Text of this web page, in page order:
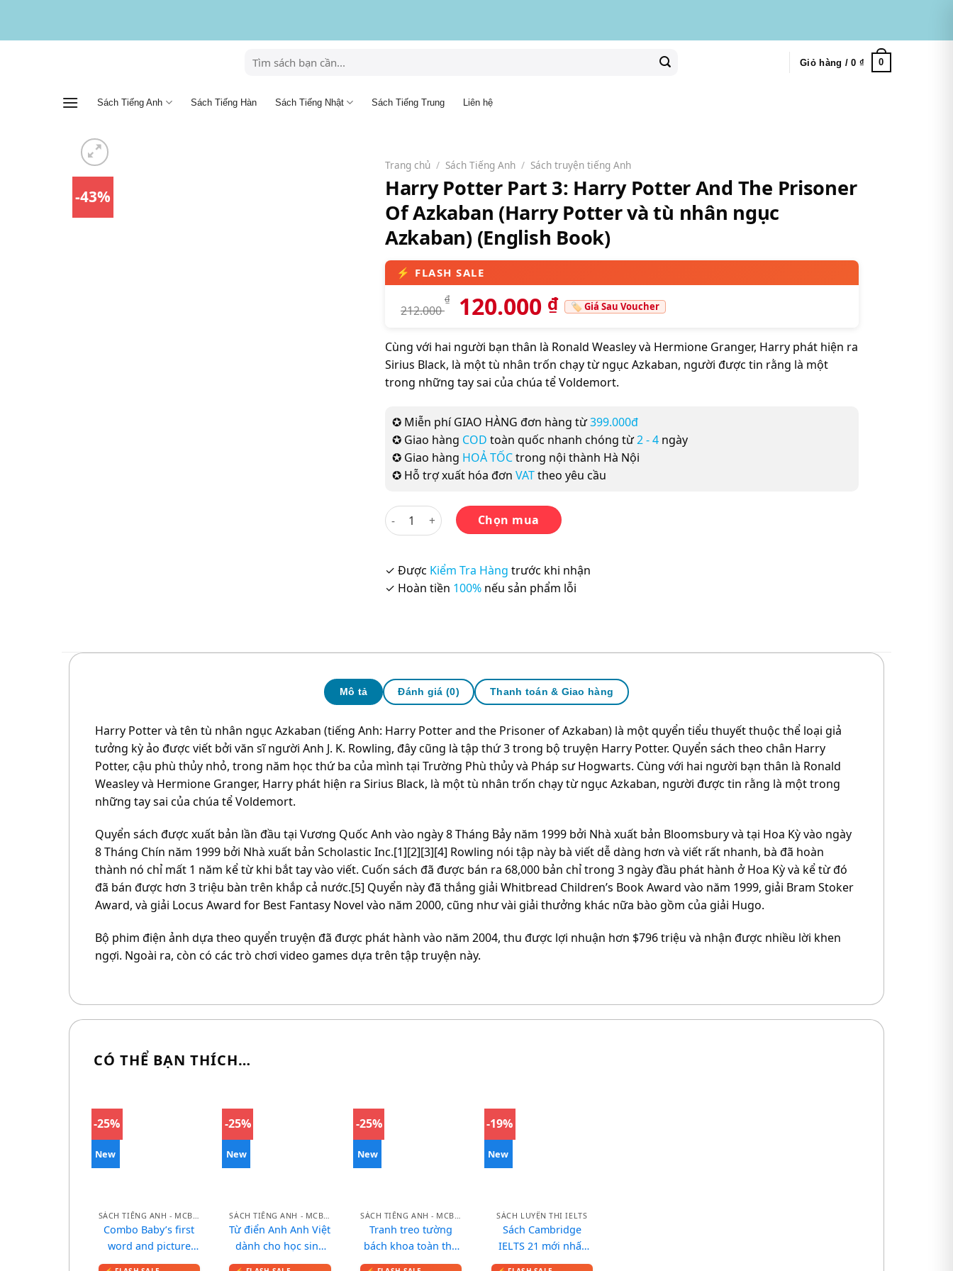
content
Tìm
kiếm:
Giỏ hàng /0 ₫ 0
Sách Tiếng Anh Sách Tiếng Hàn Sách Tiếng Nhật Sách Tiếng Trung Liên hệ
-43%
Trang chủ / Sách Tiếng Anh / Sách truyện tiếng Anh
Harry Potter Part 3: Harry Potter And The Prisoner
Of Azkaban (Harry Potter và tù nhân ngục
Azkaban) (English Book)
212.000
₫ 120.000 ₫
Cùng với hai người bạn thân là Ronald Weasley và Hermione Granger, Harry phát hiện ra
Sirius Black, là một tù nhân trốn chạy từ ngục Azkaban, người được tin rằng là một
trong những tay sai của chúa tể Voldemort.
✪ Miễn phí GIAO HÀNG đơn hàng từ399.000đ
✪ Giao hàng COD toàn quốc nhanh chóng từ2 - 4 ngày
✪ Giao hàng HOẢ TỐCtrong nội thành Hà Nội
✪ Hỗ trợ xuất hóa đơn VATtheo yêu cầu
Harry Potter Part 3: Harry Potter And The Prisoner Of Azkaban (Harry Potter và tù nhân ngục Azkaban)
Chọn mua
✓ Được Kiểm Tra Hàng trước khi nhận
✓ Hoàn tiền 100% nếu sản phẩm lỗi
Mô tả Đánh giá (0) Thanh toán & Giao hàng
Harry Potter và tên tù nhân ngục Azkaban (tiếng Anh: Harry Potter and the Prisoner of Azkaban) là một quyển tiểu thuyết thuộc thể loại giả
tưởng kỳ ảo được viết bởi văn sĩ người Anh J. K. Rowling, đây cũng là tập thứ 3 trong bộ truyện Harry Potter. Quyển sách theo chân Harry
Potter, cậu phù thủy nhỏ, trong năm học thứ ba của mình tại Trường Phù thủy và Pháp sư Hogwarts. Cùng với hai người bạn thân là Ronald
Weasley và Hermione Granger, Harry phát hiện ra Sirius Black, là một tù nhân trốn chạy từ ngục Azkaban, người được tin rằng là một trong
những tay sai của chúa tể Voldemort.
Quyển sách được xuất bản lần đầu tại Vương Quốc Anh vào ngày 8 Tháng Bảy năm 1999 bởi Nhà xuất bản Bloomsbury và tại Hoa Kỳ vào ngày
8 Tháng Chín năm 1999 bởi Nhà xuất bản Scholastic Inc.[1][2][3][4] Rowling nói tập này bà viết dễ dàng hơn và viết rất nhanh, bà đã hoàn
thành nó chỉ mất 1 năm kể từ khi bắt tay vào viết. Cuốn sách đã được bán ra 68,000 bản chỉ trong 3 ngày đầu phát hành ở Hoa Kỳ và kể từ đó
đã bán được hơn 3 triệu bàn trên khắp cả nước.[5] Quyển này đã thắng giải Whitbread Children’s Book Award vào năm 1999, giải Bram Stoker
Award, và giải Locus Award for Best Fantasy Novel vào năm 2000, cũng như vài giải thưởng khác nữa bào gồm của giải Hugo.
Bộ phim điện ảnh dựa theo quyển truyện đã được phát hành vào năm 2004, thu được lợi nhuận hơn $796 triệu và nhận được nhiều lời khen
ngợi. Ngoài ra, còn có các trò chơi video games dựa trên tập truyện này.
CÓ THỂ BẠN THÍCH…
-25%
New
Combo Baby’s first
word and picture
dictionary – Từ điển
-25%
New
Từ điển Anh Anh Việt
dành cho học sinh
(bìa xanh đỏ)
-25%
New
Tranh treo tường
bách khoa toàn thư
cho bé
-19%
New
SÁCH LUYỆN THI IELTS
Sách Cambridge
IELTS 21 mới nhất
2026